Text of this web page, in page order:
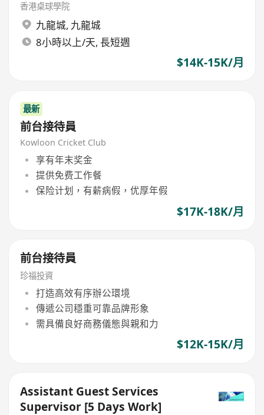
香港桌球學院
九龍城, 九龍城
8小時以上/天, 長短週
$14K-15K/月
最新
前台接待員
Kowloon Cricket Club
享有年末奖金
提供免费工作餐
保险计划，有薪病假，优厚年假
$17K-18K/月
前台接待員
珍福投資
打造高效有序辦公環境
傳遞公司穩重可靠品牌形象
需具備良好商務儀態與親和力
$12K-15K/月
Assistant Guest Services
Supervisor [5 Days Work]